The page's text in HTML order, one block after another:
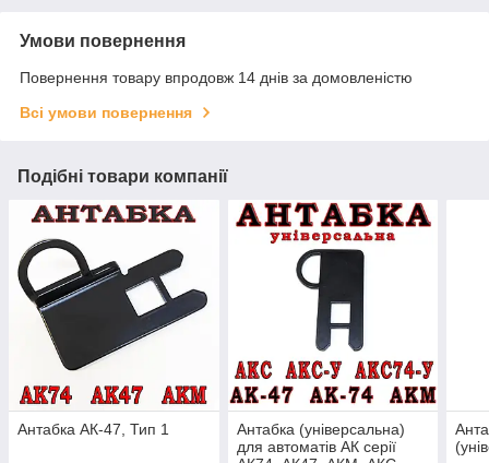
Умови повернення
Повернення товару впродовж 14 днів за домовленістю
Всі умови повернення
Подібні товари компанії
Антабка АК-47, Тип 1
Антабка (універсальна)
для автоматів АК серії